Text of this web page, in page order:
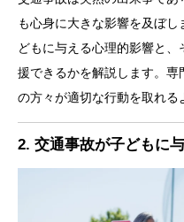
も心身に大きな影響を及ぼ
どもに与える心理的影響と
援できるかを解説します。
の方々が適切な行動を取れる
2. 交通事故が子どもに